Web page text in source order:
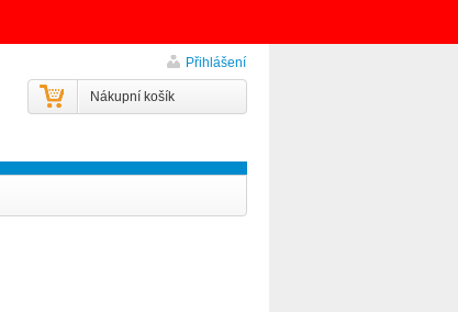
Přihlášení
Nákupní košík